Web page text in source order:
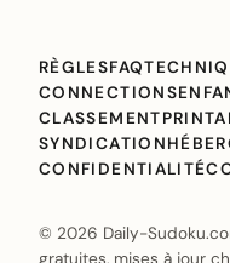
RÈGLESFAQ
CONNECTIONS
CLASSEMENT
SYNDICATION
CONFIDENTIALITÉ
© 2026 Daily-
gratuites, mises à jour